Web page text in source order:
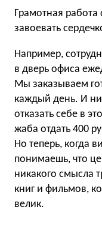
Грамотная работа
завоевать
Например,
в дверь офиса
Мы заказываем
каждый день. И
отказать себе в
жаба отдать 400
Но теперь, когда
понимаешь, что
никакого смысла
книг и фильмов,
велик.